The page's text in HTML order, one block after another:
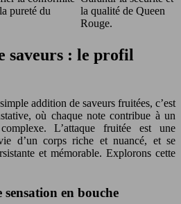
pureté du
la qualité de Queen
Rouge.
saveurs : le profil
addition de saveurs fruitées, c’est
où chaque note contribue à un
L’attaque fruitée est une
d’un corps riche et nuancé, et se
et mémorable. Explorons cette
en bouche